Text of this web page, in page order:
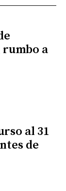
rumbo a
al 31
de